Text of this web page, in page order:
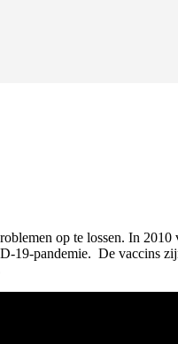
op te lossen. In
19-pandemie. De vaccins